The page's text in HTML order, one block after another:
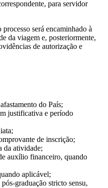
para servidor
será encaminhado à
da viagem e, posteriormente,
de autorização e
do País;
justificativa e período
de inscrição;
da atividade;
auxílio financeiro, quando
aplicável;
graduação stricto sensu,